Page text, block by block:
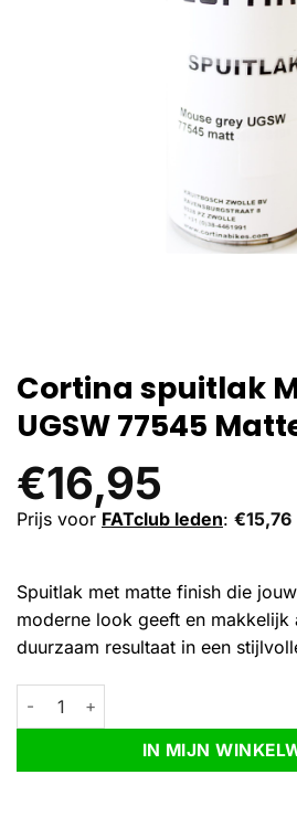
Cortina spuitlak
UGSW 77545
€16,95
Prijs voor FATclub leden: €15,76
Spuitlak met matte finish die
moderne look geeft en makkelijk
duurzaam resultaat in een
Cortina spuitlak Mouse Grey UGSW
IN MIJN
Alternative: